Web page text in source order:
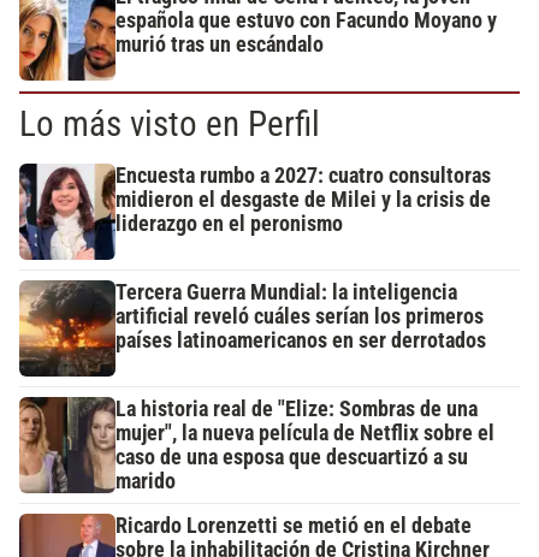
española que estuvo con Facundo Moyano y
murió tras un escándalo
Lo más visto en Perfil
Encuesta rumbo a 2027: cuatro consultoras
midieron el desgaste de Milei y la crisis de
liderazgo en el peronismo
Tercera Guerra Mundial: la inteligencia
artificial reveló cuáles serían los primeros
países latinoamericanos en ser derrotados
La historia real de "Elize: Sombras de una
mujer", la nueva película de Netflix sobre el
caso de una esposa que descuartizó a su
marido
Ricardo Lorenzetti se metió en el debate
sobre la inhabilitación de Cristina Kirchner